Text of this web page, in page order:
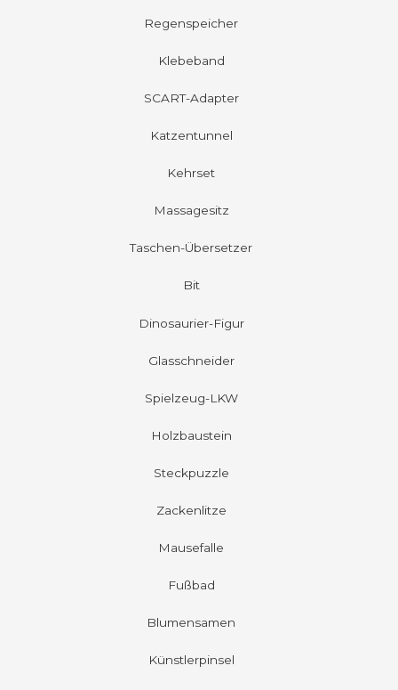
Regenspeicher
Klebeband
SCART-Adapter
Katzentunnel
Kehrset
Massagesitz
Taschen-Übersetzer
Bit
Dinosaurier-Figur
Glasschneider
Spielzeug-LKW
Holzbaustein
Steckpuzzle
Zackenlitze
Mausefalle
Fußbad
Blumensamen
Künstlerpinsel